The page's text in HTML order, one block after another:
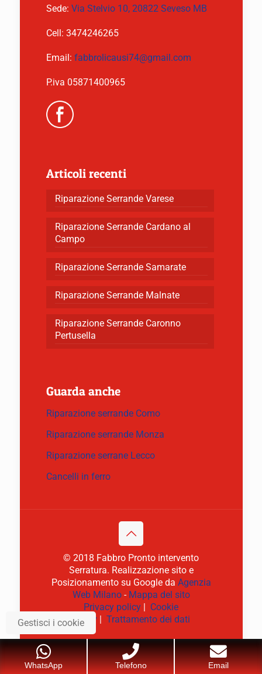
Sede: Via Stelvio 10, 20822 Seveso MB
Cell: 3474246265
Email: fabbrolicausi74@gmail.com
P.iva 05871400965
Articoli recenti
Riparazione Serrande Varese
Riparazione Serrande Cardano al
Campo
Riparazione Serrande Samarate
Riparazione Serrande Malnate
Riparazione Serrande Caronno
Pertusella
Guarda anche
Riparazione serrande Como
Riparazione serrande Monza
Riparazione serrane Lecco
Cancelli in ferro
© 2018 Fabbro Pronto intervento
Serratura. Realizzazione sito e
Posizionamento su Google da Agenzia
Web Milano- Mappa del sito
Privacy policy | Cookie
policy| Trattamento dei dati
WhatsApp Telefono Email
Gestisci i cookie